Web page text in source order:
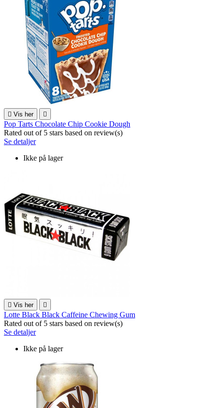
 Vis her 
Pop Tarts Chocolate Chip Cookie Dough
Rated out of 5 stars based on review(s)
Se detaljer
Ikke på lager
 Vis her 
Lotte Black Black Caffeine Chewing Gum
Rated out of 5 stars based on review(s)
Se detaljer
Ikke på lager